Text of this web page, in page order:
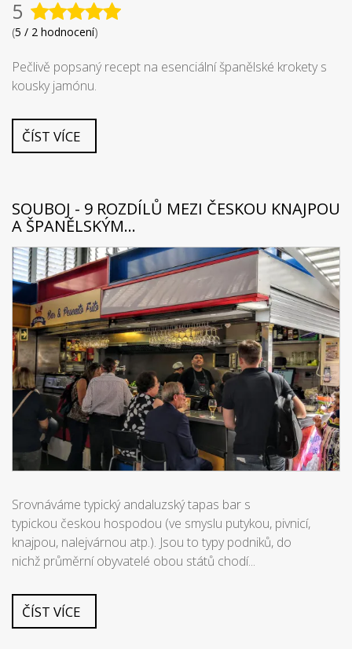
5
(5 / 2 hodnocení)
Pečlivě popsaný recept na esenciální španělské krokety s
kousky jamónu.
ČÍST VÍCE
SOUBOJ - 9 ROZDÍLŮ MEZI ČESKOU KNAJPOU
A ŠPANĚLSKÝM...
Srovnáváme typický andaluzský tapas bar s
typickou českou hospodou (ve smyslu putykou, pivnicí,
knajpou, nalejvárnou atp.). Jsou to typy podniků, do
nichž průměrní obyvatelé obou států chodí...
ČÍST VÍCE